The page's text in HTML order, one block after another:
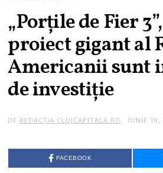
„Porțile de Fier
proiect gigant al
Americanii sunt
de investiție
DE REDACȚIA CLUJCAPITALA.RO IUNIE 19,
FACEBOOK